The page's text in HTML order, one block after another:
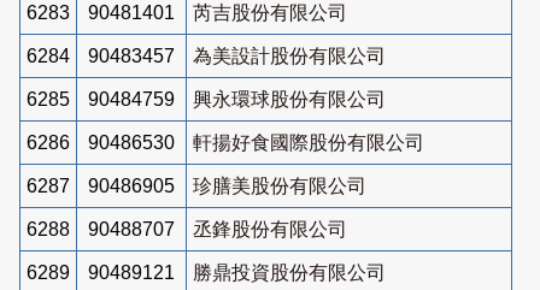
6283 90481401 芮吉股份有限公司
6284 90483457 為美設計股份有限公司
6285 90484759 興永環球股份有限公司
6286 90486530 軒揚好食國際股份有限公司
6287 90486905 珍膳美股份有限公司
6288 90488707 丞鋒股份有限公司
6289 90489121 勝鼎投資股份有限公司